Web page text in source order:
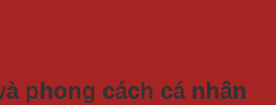
phong cách cá nhân